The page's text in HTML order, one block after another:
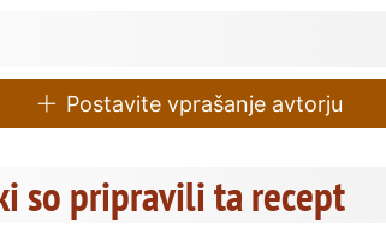
Postavite vprašanje avtorju
so pripravili ta recept